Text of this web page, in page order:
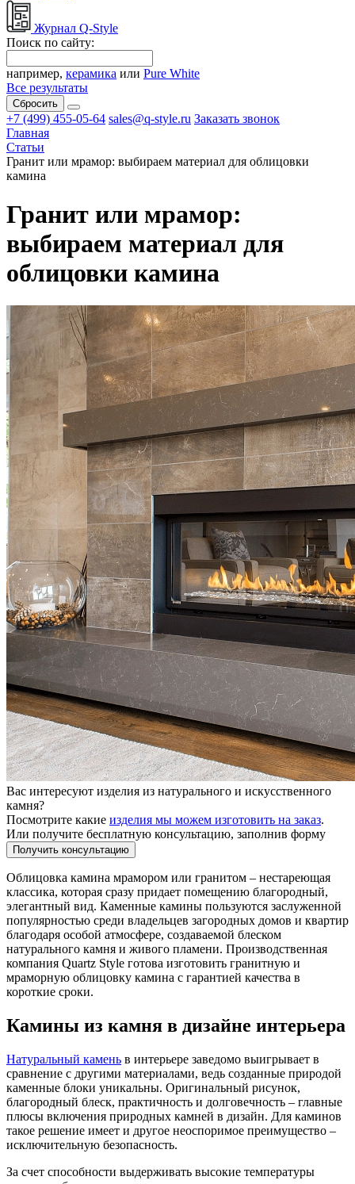
Журнал Q-Style
Поиск по сайту:
например, керамика или Pure White
Все результаты
Сбросить
+7 (499) 455-05-64 sales@q-style.ru Заказать звонок
Главная
Статьи
Гранит или мрамор: выбираем материал для облицовки
камина
Гранит или мрамор:
выбираем материал для
облицовки камина
Вас интересуют изделия из натурального и искусственного
камня?
Посмотрите какие изделия мы можем изготовить на заказ.
Или получите бесплатную консультацию, заполнив форму
Получить консультацию
Облицовка камина мрамором или гранитом – нестареющая
классика, которая сразу придает помещению благородный,
элегантный вид. Каменные камины пользуются заслуженной
популярностью среди владельцев загородных домов и квартир
благодаря особой атмосфере, создаваемой блеском
натурального камня и живого пламени. Производственная
компания Quartz Style готова изготовить гранитную и
мраморную облицовку камина с гарантией качества в
короткие сроки.
Камины из камня в дизайне интерьера
Натуральный камень в интерьере заведомо выигрывает в
сравнение с другими материалами, ведь созданные природой
каменные блоки уникальны. Оригинальный рисунок,
благородный блеск, практичность и долговечность – главные
плюсы включения природных камней в дизайн. Для каминов
такое решение имеет и другое неоспоримое преимущество –
исключительную безопасность.
За счет способности выдерживать высокие температуры